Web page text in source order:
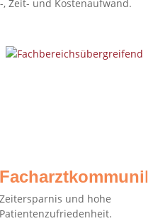
, Zeit- und Kostenaufwand.
Zeitersparnis und hohe
Patientenzufriedenheit.